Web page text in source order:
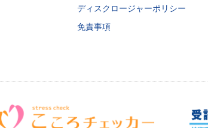
ディスクロージャーポリシー
免責事項